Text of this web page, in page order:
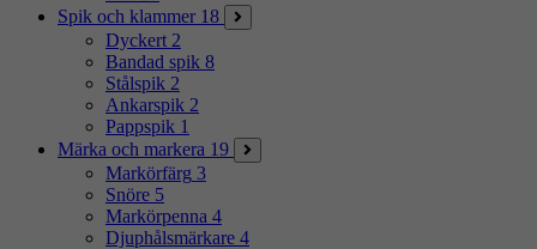
Spik och klammer 18
Dyckert 2
Bandad spik 8
Stålspik 2
Ankarspik 2
Pappspik 1
Märka och markera 19
Markörfärg 3
Snöre 5
Markörpenna 4
Djuphålsmärkare 4